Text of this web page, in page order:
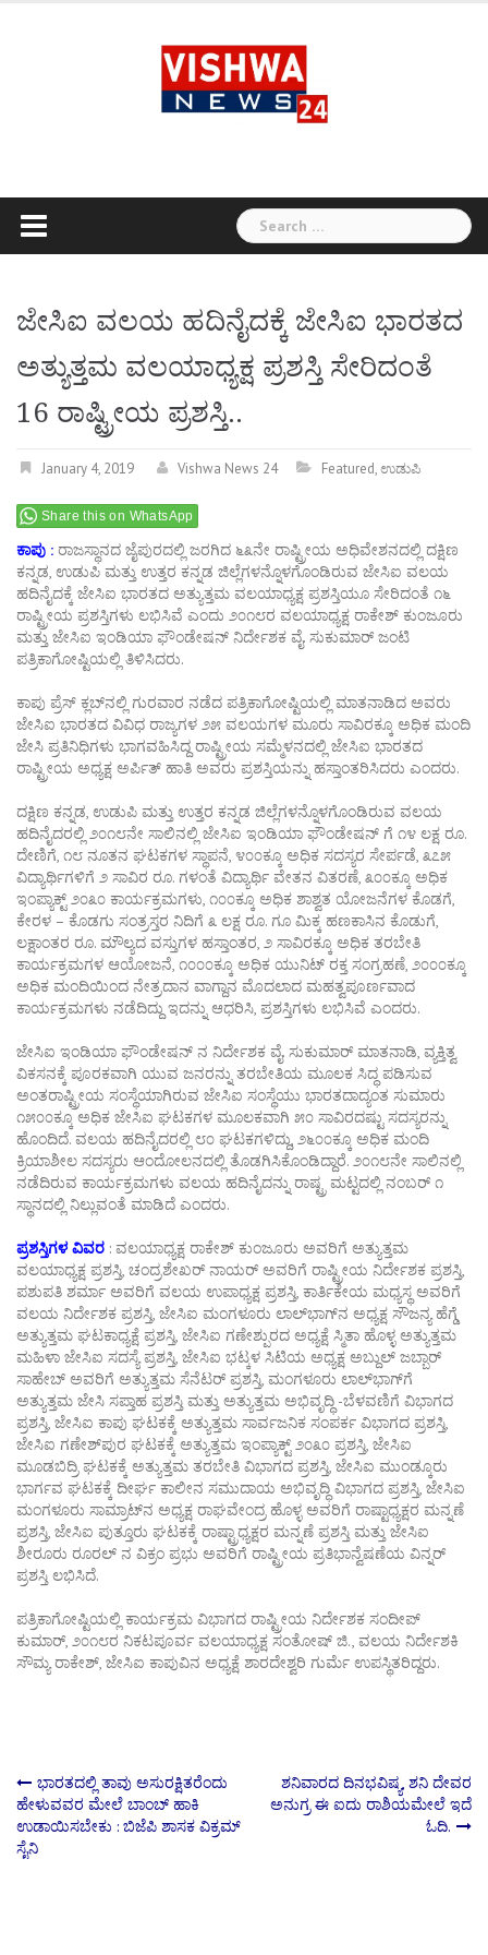
Search
for:
ಜೇಸಿಐ ವಲಯ ಹದಿನೈದಕ್ಕೆ ಜೇಸಿಐ ಭಾರತದ
ಅತ್ಯುತ್ತಮ ವಲಯಾಧ್ಯಕ್ಷ ಪ್ರಶಸ್ತಿ ಸೇರಿದಂತೆ
16 ರಾಷ್ಟ್ರೀಯ ಪ್ರಶಸ್ತಿ..
January 4, 2019 Vishwa News 24 Featured,ಉಡುಪಿ
Share this on WhatsApp
ಕಾಪು : ರಾಜಸ್ಥಾನದ ಜೈಪುರದಲ್ಲಿ ಜರಗಿದ ೬೩ನೇ ರಾಷ್ಟ್ರೀಯ ಅಧಿವೇಶನದಲ್ಲಿ ದಕ್ಷಿಣ
ಕನ್ನಡ, ಉಡುಪಿ ಮತ್ತು ಉತ್ತರ ಕನ್ನಡ ಜಿಲ್ಲೆಗಳನ್ನೊಳಗೊಂಡಿರುವ ಜೇಸಿಐ ವಲಯ
ಹದಿನೈದಕ್ಕೆ ಜೇಸಿಐ ಭಾರತದ ಅತ್ಯುತ್ತಮ ವಲಯಾಧ್ಯಕ್ಷ ಪ್ರಶಸ್ತಿಯೂ ಸೇರಿದಂತೆ ೧೬
ರಾಷ್ಟ್ರೀಯ ಪ್ರಶಸ್ತಿಗಳು ಲಭಿಸಿವೆ ಎಂದು ೨೦೧೮ರ ವಲಯಾಧ್ಯಕ್ಷ ರಾಕೇಶ್ ಕುಂಜೂರು
ಮತ್ತು ಜೇಸಿಐ ಇಂಡಿಯಾ ಫೌಂಡೇಷನ್ ನಿರ್ದೇಶಕ ವೈ. ಸುಕುಮಾರ್ ಜಂಟಿ
ಪತ್ರಿಕಾಗೋಷ್ಟಿಯಲ್ಲಿ ತಿಳಿಸಿದರು.
ಕಾಪು ಪ್ರೆಸ್ ಕ್ಲಬ್‌ನಲ್ಲಿ ಗುರವಾರ ನಡೆದ ಪತ್ರಿಕಾಗೋಷ್ಟಿಯಲ್ಲಿ ಮಾತನಾಡಿದ ಅವರು
ಜೇಸಿಐ ಭಾರತದ ವಿವಿಧ ರಾಜ್ಯಗಳ ೨೫ ವಲಯಗಳ ಮೂರು ಸಾವಿರಕ್ಕೂ ಅಧಿಕ ಮಂದಿ
ಜೇಸಿ ಪ್ರತಿನಿಧಿಗಳು ಭಾಗವಹಿಸಿದ್ದ ರಾಷ್ಟ್ರೀಯ ಸಮ್ಮೆಳನದಲ್ಲಿ ಜೇಸಿಐ ಭಾರತದ
ರಾಷ್ಟ್ರೀಯ ಅಧ್ಯಕ್ಷ ಅರ್ಪಿತ್ ಹಾತಿ ಅವರು ಪ್ರಶಸ್ತಿಯನ್ನು ಹಸ್ತಾಂತರಿಸಿದರು ಎಂದರು.
ದಕ್ಷಿಣ ಕನ್ನಡ, ಉಡುಪಿ ಮತ್ತು ಉತ್ತರ ಕನ್ನಡ ಜಿಲ್ಲೆಗಳನ್ನೊಳಗೊಂಡಿರುವ ವಲಯ
ಹದಿನೈದರಲ್ಲಿ ೨೦೧೮ನೇ ಸಾಲಿನಲ್ಲಿ ಜೇಸಿಐ ಇಂಡಿಯಾ ಫೌಂಡೇಷನ್ ಗೆ ೧೪ ಲಕ್ಷ ರೂ.
ದೇಣಿಗೆ, ೧೮ ನೂತನ ಘಟಕಗಳ ಸ್ಥಾಪನೆ, ೪೦೦ಕ್ಕೂ ಅಧಿಕ ಸದಸ್ಯರ ಸೇರ್ಪಡೆ, ೩೭೫
ವಿದ್ಯಾರ್ಥಿಗಳಿಗೆ ೨ ಸಾವಿರ ರೂ. ಗಳಂತೆ ವಿದ್ಯಾರ್ಥಿ ವೇತನ ವಿತರಣೆ, ೩೦೦ಕ್ಕೂ ಅಧಿಕ
ಇಂಪ್ಯಾಕ್ಟ್ ೨೦೩೦ ಕಾರ್ಯಕ್ರಮಗಳು, ೧೦೦ಕ್ಕೂ ಅಧಿಕ ಶಾಶ್ವತ ಯೋಜನೆಗಳ ಕೊಡಗೆ,
ಕೇರಳ – ಕೊಡಗು ಸಂತ್ರಸ್ತರ ನಿದಿಗೆ ೩ ಲಕ್ಷ ರೂ. ಗೂ ಮಿಕ್ಕ ಹಣಕಾಸಿನ ಕೊಡುಗೆ,
ಲಕ್ಷಾಂತರ ರೂ. ಮೌಲ್ಯದ ವಸ್ತುಗಳ ಹಸ್ತಾಂತರ, ೨ ಸಾವಿರಕ್ಕೂ ಅಧಿಕ ತರಬೇತಿ
ಕಾರ್ಯಕ್ರಮಗಳ ಆಯೋಜನೆ, ೧೦೦೦ಕ್ಕೂ ಅಧಿಕ ಯುನಿಟ್ ರಕ್ತ ಸಂಗ್ರಹಣೆ, ೨೦೦೦ಕ್ಕೂ
ಅಧಿಕ ಮಂದಿಯಿಂದ ನೇತ್ರದಾನ ವಾಗ್ದಾನ ಮೊದಲಾದ ಮಹತ್ವಪೂರ್ಣವಾದ
ಕಾರ್ಯಕ್ರಮಗಳು ನಡೆದಿದ್ದು ಇದನ್ನು ಆಧರಿಸಿ, ಪ್ರಶಸ್ತಿಗಳು ಲಭಿಸಿವೆ ಎಂದರು.
ಜೇಸಿಐ ಇಂಡಿಯಾ ಫೌಂಡೇಷನ್ ನ ನಿರ್ದೇಶಕ ವೈ. ಸುಕುಮಾರ್ ಮಾತನಾಡಿ, ವ್ಯಕ್ತಿತ್ವ
ವಿಕಸನಕ್ಕೆ ಪೂರಕವಾಗಿ ಯುವ ಜನರನ್ನು ತರಬೇತಿಯ ಮೂಲಕ ಸಿದ್ಧ ಪಡಿಸುವ
ಅಂತರಾಷ್ಟ್ರೀಯ ಸಂಸ್ಥೆಯಾಗಿರುವ ಜೇಸಿಐ ಸಂಸ್ಥೆಯು ಭಾರತದಾದ್ಯಂತ ಸುಮಾರು
೧೫೦೦ಕ್ಕೂ ಅಧಿಕ ಜೇಸಿಐ ಘಟಕಗಳ ಮೂಲಕವಾಗಿ ೫೦ ಸಾವಿರದಷ್ಟು ಸದಸ್ಯರನ್ನು
ಹೊಂದಿದೆ. ವಲಯ ಹದಿನೈದರಲ್ಲಿ ೮೦ ಘಟಕಗಳಿದ್ದು, ೨೬೦೦ಕ್ಕೂ ಅಧಿಕ ಮಂದಿ
ಕ್ರಿಯಾಶೀಲ ಸದಸ್ಯರು ಆಂದೋಲನದಲ್ಲಿ ತೊಡಗಿಸಿಕೊಂಡಿದ್ದಾರೆ. ೨೦೧೮ನೇ ಸಾಲಿನಲ್ಲಿ
ನಡೆದಿರುವ ಕಾರ್ಯಕ್ರಮಗಳು ವಲಯ ಹದಿನೈದನ್ನು ರಾಷ್ಟ್ರ ಮಟ್ಟದಲ್ಲಿ ನಂಬರ್ ೧
ಸ್ಥಾನದಲ್ಲಿ ನಿಲ್ಲುವಂತೆ ಮಾಡಿದೆ ಎಂದರು.
ಪ್ರಶಸ್ತಿಗಳ ವಿವರ : ವಲಯಾಧ್ಯಕ್ಷ ರಾಕೇಶ್ ಕುಂಜೂರು ಅವರಿಗೆ ಅತ್ಯುತ್ತಮ
ವಲಯಾಧ್ಯಕ್ಷ ಪ್ರಶಸ್ತಿ, ಚಂದ್ರಶೇಖರ್ ನಾಯರ್ ಅವರಿಗೆ ರಾಷ್ಟ್ರೀಯ ನಿರ್ದೇಶಕ ಪ್ರಶಸ್ತಿ,
ಪಶುಪತಿ ಶರ್ಮಾ ಅವರಿಗೆ ವಲಯ ಉಪಾಧ್ಯಕ್ಷ ಪ್ರಶಸ್ತಿ, ಕಾರ್ತಿಕೇಯ ಮಧ್ಯಸ್ಥ ಅವರಿಗೆ
ವಲಯ ನಿರ್ದೇಶಕ ಪ್ರಶಸ್ತಿ, ಜೇಸಿಐ ಮಂಗಳೂರು ಲಾಲ್‌ಭಾಗ್‌ನ ಅಧ್ಯಕ್ಷ ಸೌಜನ್ಯ ಹೆಗ್ಡೆ
ಅತ್ಯುತ್ತಮ ಘಟಕಾಧ್ಯಕ್ಷೆ ಪ್ರಶಸ್ತಿ, ಜೇಸಿಐ ಗಣೇಶ್ಪುರದ ಅಧ್ಯಕ್ಷೆ ಸ್ಮಿತಾ ಹೊಳ್ಳ ಅತ್ಯುತ್ತಮ
ಮಹಿಳಾ ಜೇಸಿಐ ಸದಸ್ಯೆ ಪ್ರಶಸ್ತಿ, ಜೇಸಿಐ ಭಟ್ಕಳ ಸಿಟಿಯ ಅಧ್ಯಕ್ಷ ಅಬ್ದುಲ್ ಜಬ್ಬಾರ್
ಸಾಹೇಬ್ ಅವರಿಗೆ ಅತ್ಯುತ್ತಮ ಸೆನೆಟರ್ ಪ್ರಶಸ್ತಿ, ಮಂಗಳೂರು ಲಾಲ್‌ಭಾಗ್‌ಗೆ
ಅತ್ಯುತ್ತಮ ಜೇಸಿ ಸಪ್ತಾಹ ಪ್ರಶಸ್ತಿ ಮತ್ತು ಅತ್ಯುತ್ತಮ ಅಭಿವೃದ್ಧಿ -ಬೆಳವಣಿಗೆ ವಿಭಾಗದ
ಪ್ರಶಸ್ತಿ, ಜೇಸಿಐ ಕಾಪು ಘಟಕಕ್ಕೆ ಅತ್ಯುತ್ತಮ ಸಾರ್ವಜನಿಕ ಸಂಪರ್ಕ ವಿಭಾಗದ ಪ್ರಶಸ್ತಿ,
ಜೇಸಿಐ ಗಣೇಶ್‌ಪುರ ಘಟಕಕ್ಕೆ ಅತ್ಯುತ್ತಮ ಇಂಪ್ಯಾಕ್ಟ್ ೨೦೩೦ ಪ್ರಶಸ್ತಿ, ಜೇಸಿಐ
ಮೂಡಬಿದ್ರಿ ಘಟಕಕ್ಕೆ ಅತ್ಯುತ್ತಮ ತರಬೇತಿ ವಿಭಾಗದ ಪ್ರಶಸ್ತಿ, ಜೇಸಿಐ ಮುಂಡ್ಕೂರು
ಭಾರ್ಗವ ಘಟಕಕ್ಕೆ ದೀರ್ಘ ಕಾಲೀನ ಸಮುದಾಯ ಅಭಿವೃದ್ಧಿ ವಿಭಾಗದ ಪ್ರಶಸ್ತಿ, ಜೇಸಿಐ
ಮಂಗಳೂರು ಸಾಮ್ರಾಟ್‌ನ ಅಧ್ಯಕ್ಷ ರಾಘವೇಂದ್ರ ಹೊಳ್ಳ ಅವರಿಗೆ ರಾಷ್ಟಾಧ್ಯಕ್ಷರ ಮನ್ನಣೆ
ಪ್ರಶಸ್ತಿ, ಜೇಸಿಐ ಪುತ್ತೂರು ಘಟಕಕ್ಕೆ ರಾಷ್ಟ್ರಾಧ್ಯಕ್ಷರ ಮನ್ನಣೆ ಪ್ರಶಸ್ತಿ ಮತ್ತು ಜೇಸಿಐ
ಶೀರೂರು ರೂರಲ್ ನ ವಿಕ್ರಂ ಪ್ರಭು ಅವರಿಗೆ ರಾಷ್ಟ್ರೀಯ ಪ್ರತಿಭಾನ್ವೆಷಣೆಯ ವಿನ್ನರ್
ಪ್ರಶಸ್ತಿ ಲಭಿಸಿದೆ.
ಪತ್ರಿಕಾಗೋಷ್ಟಿಯಲ್ಲಿ ಕಾರ್ಯಕ್ರಮ ವಿಭಾಗದ ರಾಷ್ಟ್ರೀಯ ನಿರ್ದೇಶಕ ಸಂದೀಪ್
ಕುಮಾರ್, ೨೦೧೮ರ ನಿಕಟಪೂರ್ವ ವಲಯಾಧ್ಯಕ್ಷ ಸಂತೋಷ್ ಜಿ., ವಲಯ ನಿರ್ದೇಶಕಿ
ಸೌಮ್ಯ ರಾಕೇಶ್, ಜೇಸಿಐ ಕಾಪುವಿನ ಅಧ್ಯಕ್ಷೆ ಶಾರದೇಶ್ವರಿ ಗುರ್ಮೆ ಉಪಸ್ಥಿತರಿದ್ದರು.
Post
navigation
ಭಾರತದಲ್ಲಿ ತಾವು ಅಸುರಕ್ಷಿತರೆಂದು
ಹೇಳುವವರ ಮೇಲೆ ಬಾಂಬ್‌ ಹಾಕಿ
ಉಡಾಯಿಸಬೇಕು : ಬಿಜೆಪಿ ಶಾಸಕ ವಿಕ್ರಮ್
ಸೈನಿ
ಶನಿವಾರದ ದಿನಭವಿಷ್ಯ, ಶನಿ ದೇವರ
ಅನುಗ್ರ ಈ ಐದು ರಾಶಿಯ‌ಮೇಲೆ ಇದೆ
ಓದಿ.